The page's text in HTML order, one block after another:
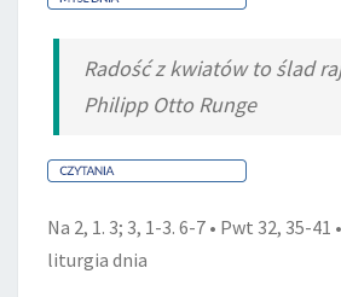
Radość z kwiatów to ślad
Philipp Otto Runge
Na 2, 1. 3; 3, 1-3. 6-7 • Pwt 32, 35-41
liturgia dnia